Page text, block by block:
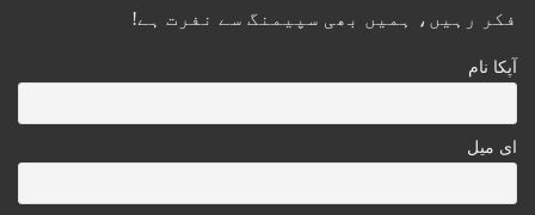
فکر رہیں، ہمیں بھی سپیمنگ سے نفرت ہے!
آپکا نام
ای میل